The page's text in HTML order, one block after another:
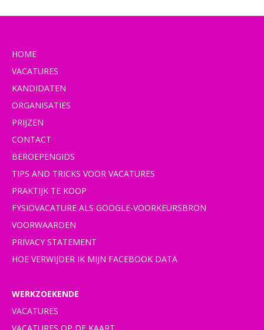
HOME
VACATURES
KANDIDATEN
ORGANISATIES
PRIJZEN
CONTACT
BEROEPENGIDS
TIPS AND TRICKS VOOR VACATURES
PRAKTIJK TE KOOP
FYSIOVACATURE ALS GOOGLE-VOORKEURSBRON
VOORWAARDEN
PRIVACY STATEMENT
HOE VERWIJDER IK MIJN FACEBOOK DATA
WERKZOEKENDE
VACATURES